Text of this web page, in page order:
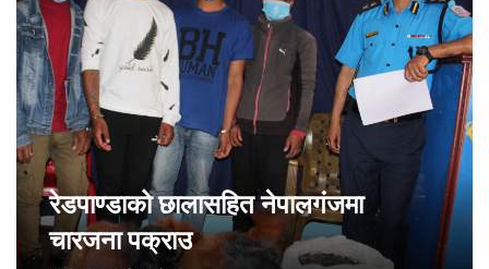
रेडपाण्डाको छालासहित नेपालगंजमा
चारजना पक्राउ